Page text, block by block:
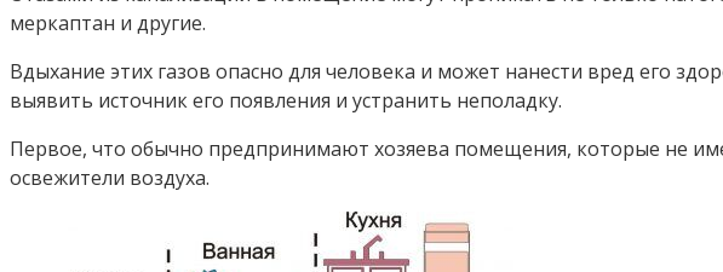
меркаптан и другие.
Вдыхание этих газов опасно для человека и может нанести вред его
выявить источник его появления и устранить неполадку.
Первое, что обычно предпринимают хозяева помещения, которые не
освежители воздуха.